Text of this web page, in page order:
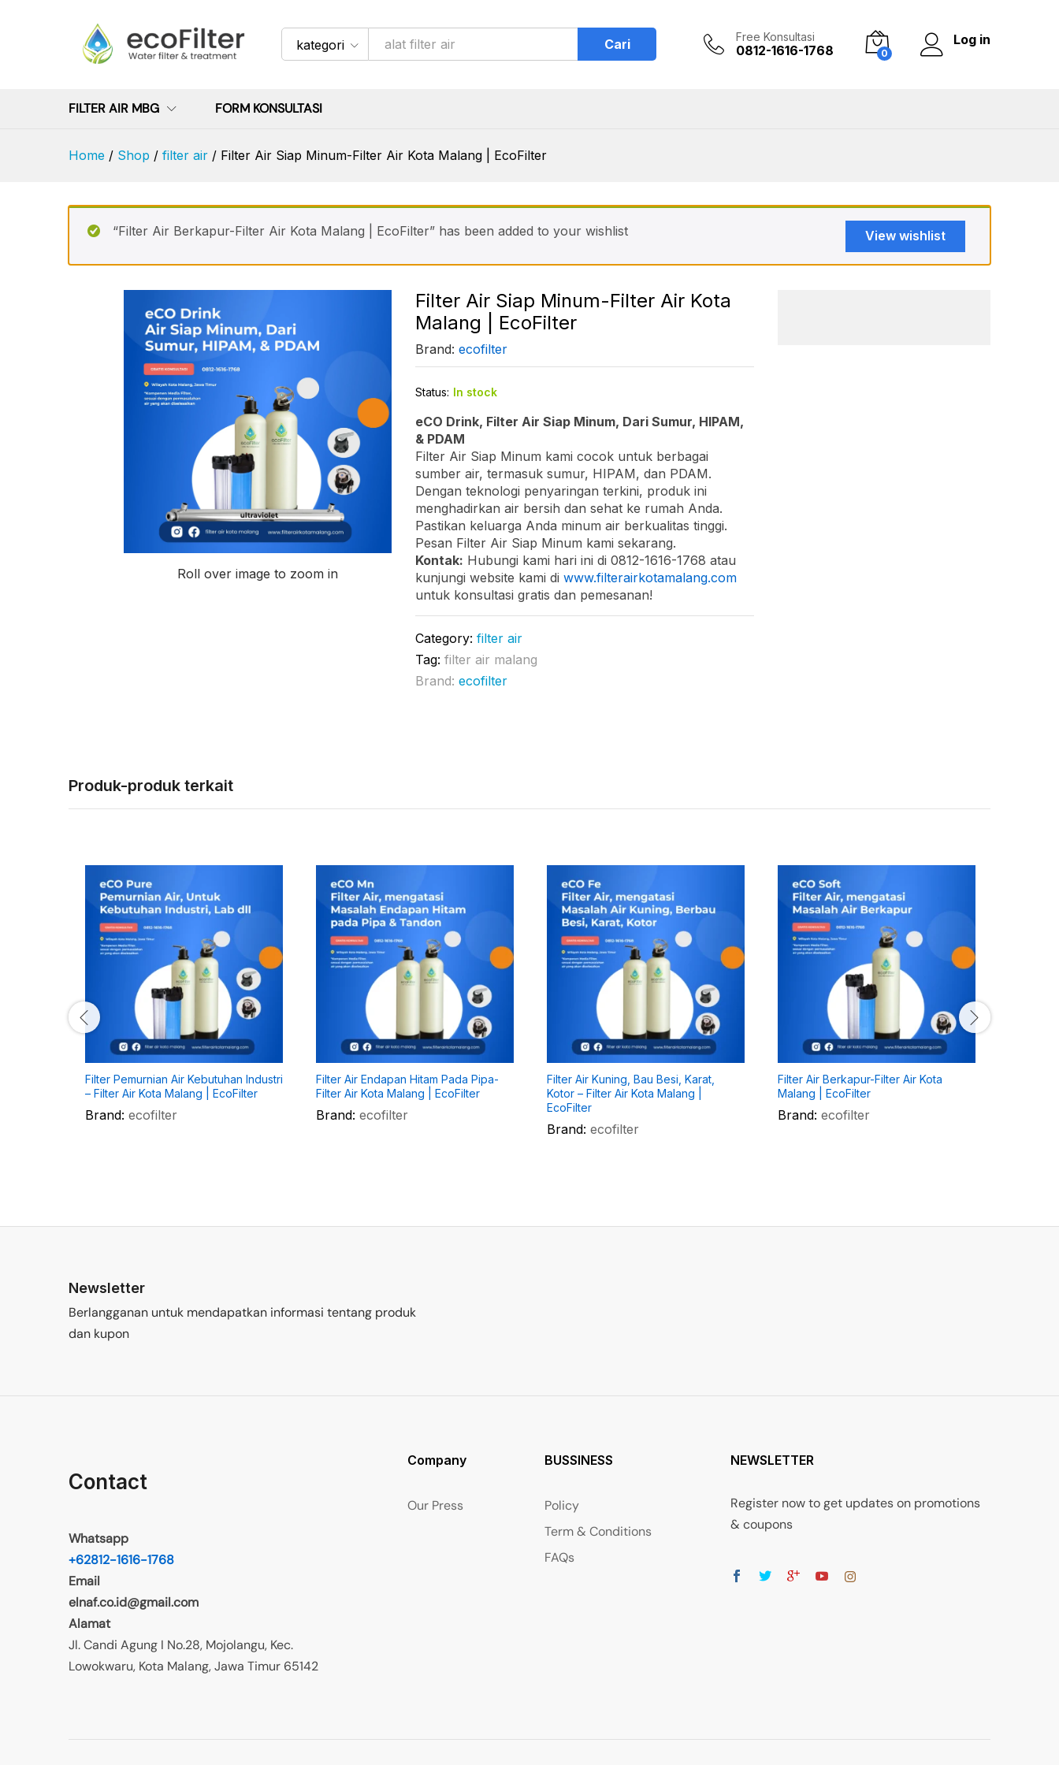
kategori Cari Free Konsultasi
0812-1616-1768 0
Log in
FILTER AIR MBG FORM KONSULTASI
Home / Shop / filter air / Filter Air Siap Minum-Filter Air Kota Malang | EcoFilter
View wishlist
“Filter Air Berkapur-Filter Air Kota Malang | EcoFilter” has been added to your wishlist
Roll over image to zoom in
Filter Air Siap Minum-Filter Air Kota
Malang | EcoFilter
Brand: ecofilter
Status: In stock
eCO Drink, Filter Air Siap Minum, Dari Sumur, HIPAM,
& PDAM
Filter Air Siap Minum kami cocok untuk berbagai
sumber air, termasuk sumur, HIPAM, dan PDAM.
Dengan teknologi penyaringan terkini, produk ini
menghadirkan air bersih dan sehat ke rumah Anda.
Pastikan keluarga Anda minum air berkualitas tinggi.
Pesan Filter Air Siap Minum kami sekarang.
Kontak: Hubungi kami hari ini di 0812-1616-1768 atau
kunjungi website kami di www.filterairkotamalang.com
untuk konsultasi gratis dan pemesanan!
Category: filter air
Tag: filter air malang
Brand: ecofilter
Produk-produk terkait
Filter Pemurnian Air Kebutuhan Industri
– Filter Air Kota Malang | EcoFilter
Brand: ecofilter
Filter Air Endapan Hitam Pada Pipa-
Filter Air Kota Malang | EcoFilter
Brand: ecofilter
Filter Air Kuning, Bau Besi, Karat,
Kotor – Filter Air Kota Malang |
EcoFilter
Brand: ecofilter
Filter Air Berkapur-Filter Air Kota
Malang | EcoFilter
Brand: ecofilter
Newsletter
Berlangganan untuk mendapatkan informasi tentang produk
dan kupon
Contact
Whatsapp
+62812-1616-1768
Email
elnaf.co.id@gmail.com
Alamat
Jl. Candi Agung I No.28, Mojolangu, Kec.
Lowokwaru, Kota Malang, Jawa Timur 65142
Company
Our Press
BUSSINESS
Policy
Term & Conditions
FAQs
NEWSLETTER
Register now to get updates on promotions
& coupons